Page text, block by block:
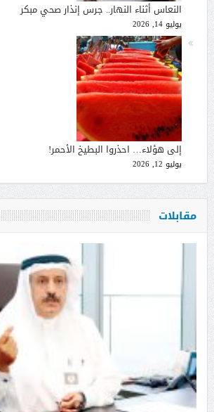
النعاس أثناء النهار.. جرس إنذار صحي مبكر
يوليو 14, 2026
إلى هؤلاء… احذروا البطيخ الأحمر!
يوليو 12, 2026
مقابلات